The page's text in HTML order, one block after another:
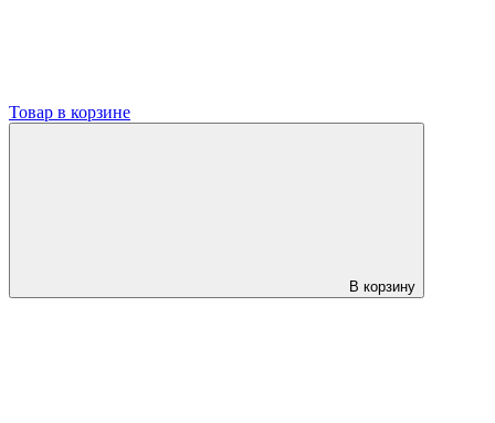
Товар в корзине
В корзину